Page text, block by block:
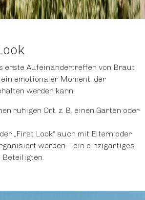
erste Aufeinandertreffen von Braut
emotionaler Moment, der
werden kann.
ruhigen Ort, z. B. einen Garten oder
„First Look“ auch mit Eltern oder
werden – ein einzigartiges